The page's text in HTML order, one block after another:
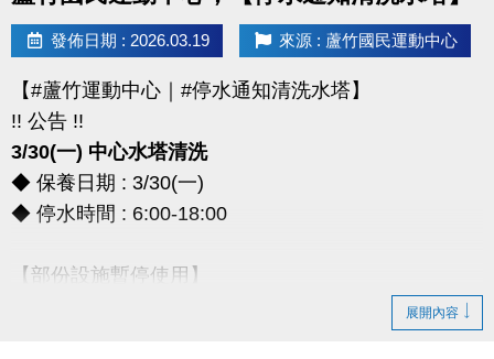
用），須現場報名繳費使用。
想報名期課及家教班的運動好友們，千萬別錯過喔～～～
發佈日期 : 2026.03.19 來源 : 蘆竹國民運動中心
【#蘆竹運動中心｜#停水通知清洗水塔】
!! 公告 !!
3/30(一) 中心水塔清洗
◆ 保養日期 : 3/30(一)
◆ 停水時間 : 6:00-18:00
【部份設施暫停使用】
展開內容